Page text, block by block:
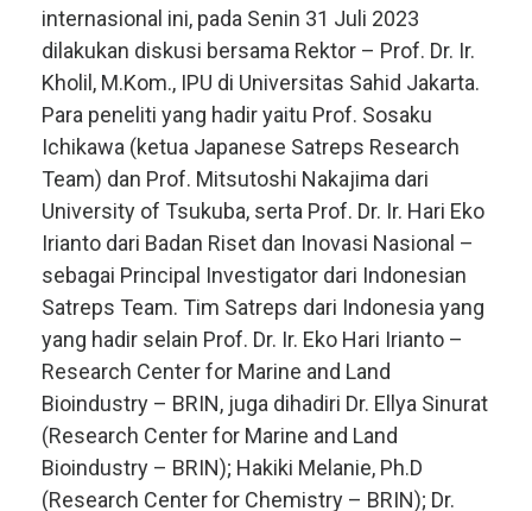
internasional ini, pada Senin 31 Juli 2023
dilakukan diskusi bersama Rektor – Prof. Dr. Ir.
Kholil, M.Kom., IPU di Universitas Sahid Jakarta.
Para peneliti yang hadir yaitu Prof. Sosaku
Ichikawa (ketua Japanese Satreps Research
Team) dan Prof. Mitsutoshi Nakajima dari
University of Tsukuba, serta Prof. Dr. Ir. Hari Eko
Irianto dari Badan Riset dan Inovasi Nasional –
sebagai Principal Investigator dari Indonesian
Satreps Team. Tim Satreps dari Indonesia yang
yang hadir selain Prof. Dr. Ir. Eko Hari Irianto –
Research Center for Marine and Land
Bioindustry – BRIN, juga dihadiri Dr. Ellya Sinurat
(Research Center for Marine and Land
Bioindustry – BRIN); Hakiki Melanie, Ph.D
(Research Center for Chemistry – BRIN); Dr.